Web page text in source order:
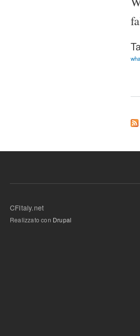
CFItaly.net
Realizzato con Drupal